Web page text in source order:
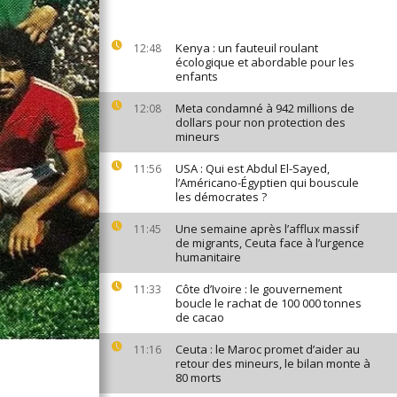
12:48
Kenya : un fauteuil roulant
écologique et abordable pour les
enfants
12:08
Meta condamné à 942 millions de
dollars pour non protection des
mineurs
11:56
USA : Qui est Abdul El-Sayed,
l’Américano-Égyptien qui bouscule
les démocrates ?
11:45
Une semaine après l’afflux massif
de migrants, Ceuta face à l’urgence
humanitaire
11:33
Côte d’Ivoire : le gouvernement
boucle le rachat de 100 000 tonnes
de cacao
11:16
Ceuta : le Maroc promet d’aider au
retour des mineurs, le bilan monte à
80 morts